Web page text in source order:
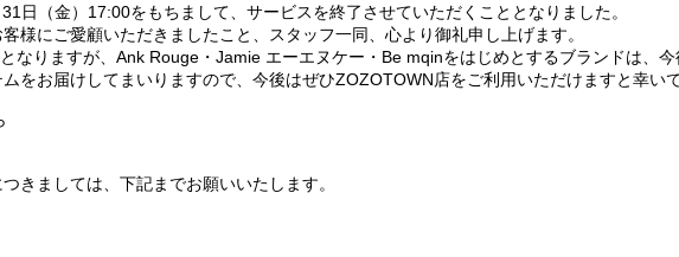
日（金）17:00をもちまして、サービスを終了させていただくこととなりました。
様にご愛顧いただきましたこと、スタッフ一同、心より御礼申し上げます。
なりますが、Ank Rouge・Jamie エーエヌケー・Be mqinをはじめとするブランドは、
をお届けしてまいりますので、今後はぜひZOZOTOWN店をご利用いただけますと幸いで
きましては、下記までお願いいたします。